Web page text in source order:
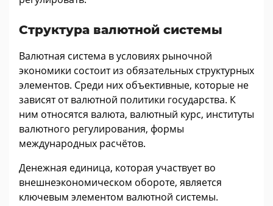
Структура валютной системы
Валютная система в условиях рыночной
экономики состоит из обязательных структурных
элементов. Среди них объективные, которые не
зависят от валютной политики государства. К
ним относятся валюта, валютный курс, институты
валютного регулирования, формы
международных расчётов.
Денежная единица, которая участвует во
внешнеэкономическом обороте, является
ключевым элементом валютной системы.